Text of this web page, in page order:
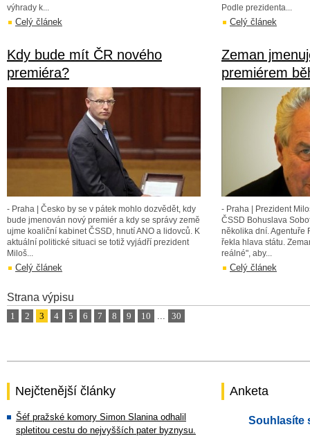
výhrady k...
Celý článek
Podle prezidenta...
Celý článek
Kdy bude mít ČR nového
premiéra?
- Praha | Česko by se v pátek mohlo dozvědět, kdy
bude jmenován nový premiér a kdy se správy země
ujme koaliční kabinet ČSSD, hnutí ANO a lidovců. K
aktuální politické situaci se totiž vyjádří prezident
Miloš...
Celý článek
Zeman
premiérem
- Praha | Prezident
ČSSD Bohuslava
několika dní. Agentuře
řekla hlava státu.
reálné", aby...
Celý článek
Strana výpisu
1 2 3 4 5 6 7 8 9 10 ... 30
Nejčtenější články
Šéf pražské komory Simon Slanina odhalil
spletitou cestu do nejvyšších pater byznysu.
Anketa
Souhlasíte